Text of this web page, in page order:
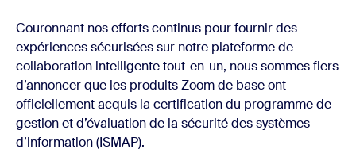
Couronnant nos efforts continus pour fournir des
expériences sécurisées sur notre plateforme de
collaboration intelligente tout-en-un, nous sommes fiers
d’annoncer que les produits Zoom de base ont
officiellement acquis la certification du programme de
gestion et d’évaluation de la sécurité des systèmes
d’information (ISMAP).